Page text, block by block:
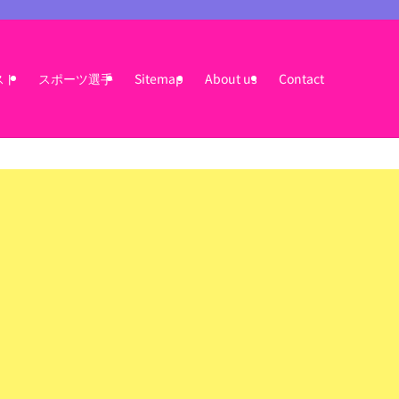
ト スポーツ選手 Sitemap About us Contact